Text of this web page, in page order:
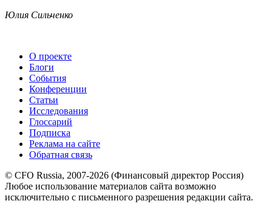
Юлия Сильченко
О проекте
Блоги
События
Конференции
Статьи
Исследования
Глоссарий
Подписка
Реклама на сайте
Обратная связь
© CFO Russia, 2007-2026 (Финансовый директор Россия)
Любое использование материалов сайта возможно
исключительно с письменного разрешения редакции сайта.